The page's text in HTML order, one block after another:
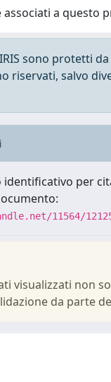
associati a questo
sono protetti
riservati, salvo
identificativo per
11564/
visualizzati non
da parte